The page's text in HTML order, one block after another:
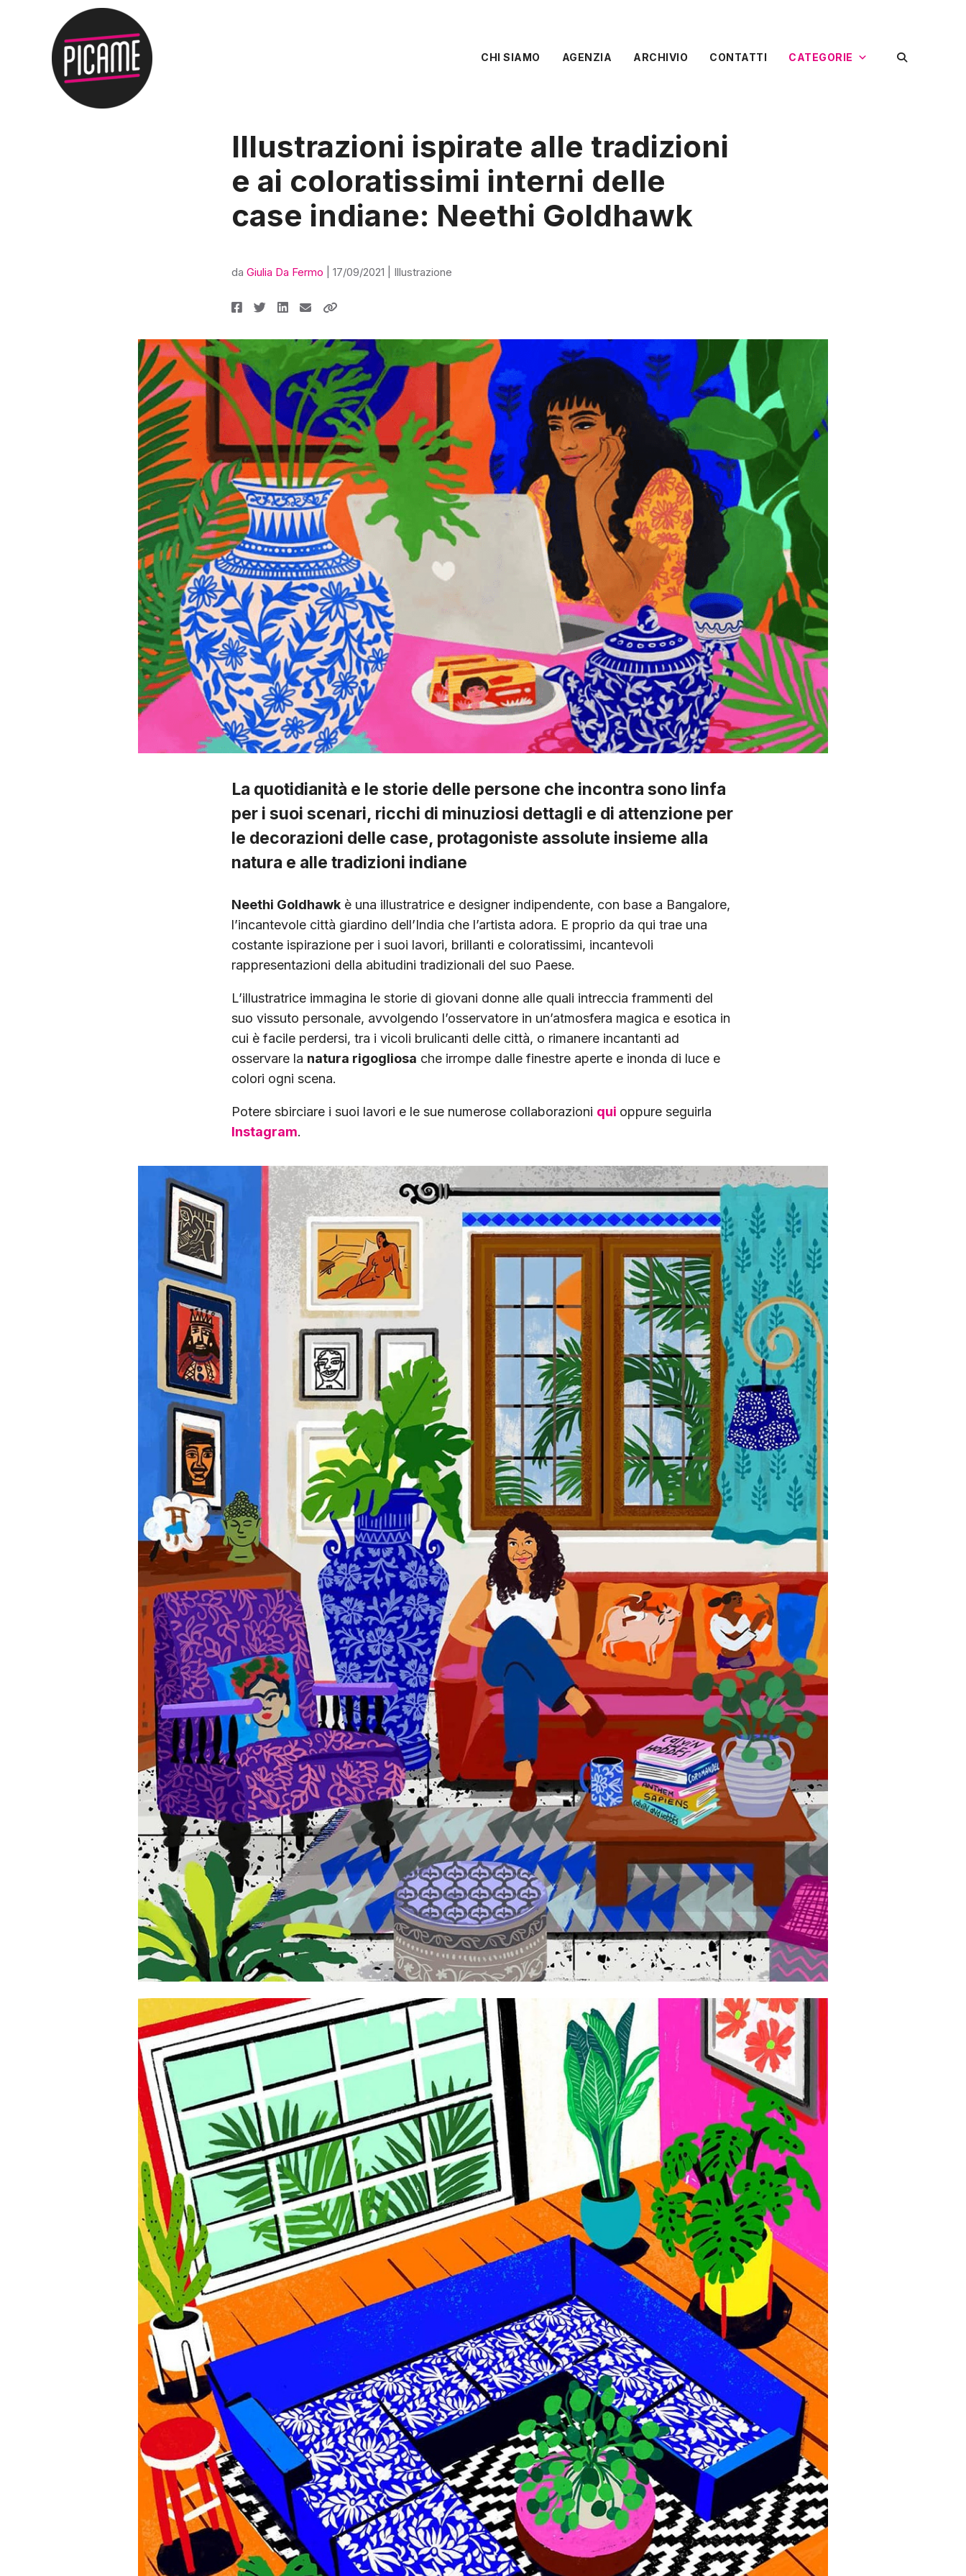
CHI SIAMO AGENZIA ARCHIVIO CONTATTI CATEGORIE
Illustrazioni ispirate alle tradizioni
e ai coloratissimi interni delle
case indiane: Neethi Goldhawk
da Giulia Da Fermo 17/09/2021 Illustrazione
La quotidianità e le storie delle persone che incontra sono linfa
per i suoi scenari, ricchi di minuziosi dettagli e di attenzione per
le decorazioni delle case, protagoniste assolute insieme alla
natura e alle tradizioni indiane
Neethi Goldhawk è una illustratrice e designer indipendente, con base a Bangalore,
l’incantevole città giardino dell’India che l’artista adora. E proprio da qui trae una
costante ispirazione per i suoi lavori, brillanti e coloratissimi, incantevoli
rappresentazioni della abitudini tradizionali del suo Paese.
L’illustratrice immagina le storie di giovani donne alle quali intreccia frammenti del
suo vissuto personale, avvolgendo l’osservatore in un’atmosfera magica e esotica in
cui è facile perdersi, tra i vicoli brulicanti delle città, o rimanere incantanti ad
osservare la natura rigogliosa che irrompe dalle finestre aperte e inonda di luce e
colori ogni scena.
Potere sbirciare i suoi lavori e le sue numerose collaborazioni qui oppure seguirla
Instagram.